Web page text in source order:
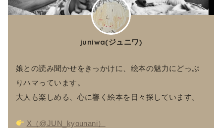
juniwa(ジュニワ)
娘との読み聞かせをきっかけに、絵本の魅力にどっぷ
りハマっています。
大人も楽しめる、心に響く絵本を日々探しています。
X（@JUN_kyounani）